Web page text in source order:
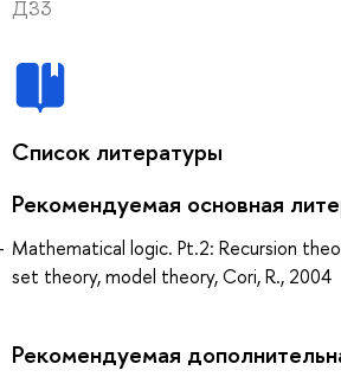
ДЗ3
Список литературы
Рекомендуемая основная
Mathematical logic. Pt.2: Recursion
set theory, model theory, Cori, R., 2004
Рекомендуемая